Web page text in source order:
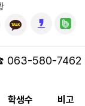
063-580-7462
학생수
비고